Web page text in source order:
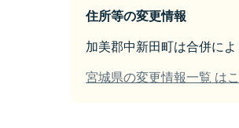
住所等の変更情報
加美郡中新田町は合併に
宮城県の変更情報一覧 は